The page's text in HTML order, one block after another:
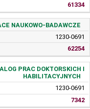
61334
NAUKOWO-BADAWCZE
1230-0691
62254
PRAC DOKTORSKICH I
HABILITACYJNYCH
1230-0691
7342